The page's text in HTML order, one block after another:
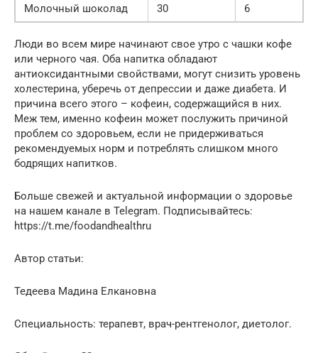
Молочный шоколад
30 6
Люди во всем мире начинают свое утро с чашки кофе
или черного чая. Оба напитка обладают
антиоксидантными свойствами, могут снизить уровень
холестерина, уберечь от депрессии и даже диабета. И
причина всего этого – кофеин, содержащийся в них.
Меж тем, именно кофеин может послужить причиной
проблем со здоровьем, если не придерживаться
рекомендуемых норм и потреблять слишком много
бодрящих напитков.
Больше свежей и актуальной информации о здоровье
на нашем канале в Telegram. Подписывайтесь:
https://t.me/foodandhealthru
Автор статьи:
Тедеева Мадина Елкановна
Специальность: терапевт, врач-рентгенолог, диетолог.